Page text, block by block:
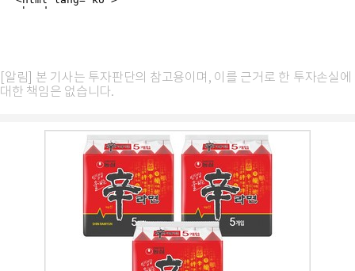
[알림] 본 기사는 투자판단의 참고용이며, 이를 근거로 한 투자손실에
대한 책임은 없습니다.